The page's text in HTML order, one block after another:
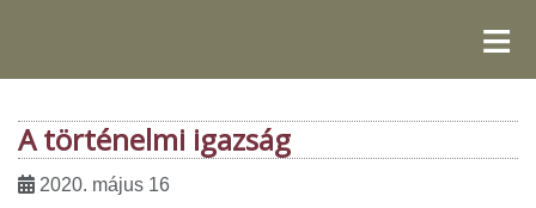
≡
A történelmi igazság
2020. május 16